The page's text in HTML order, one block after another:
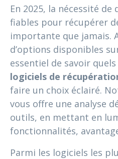
En 2025, la nécessité
fiables pour récupérer
importante que jamais.
d’options disponibles
essentiel de savoir
logiciels de
faire un choix éclairé.
vous offre une analyse
outils, en mettant en
fonctionnalités,
Parmi les logiciels les